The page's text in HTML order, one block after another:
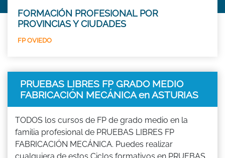
FORMACIÓN PROFESIONAL POR
PROVINCIAS Y CIUDADES
FP OVIEDO
PRUEBAS LIBRES FP GRADO MEDIO
FABRICACIÓN MECÁNICA en ASTURIAS
TODOS los cursos de FP de grado medio en la
familia profesional de PRUEBAS LIBRES FP
FABRICACIÓN MECÁNICA. Puedes realizar
cualquiera de estos Ciclos formativos en PRUEBAS